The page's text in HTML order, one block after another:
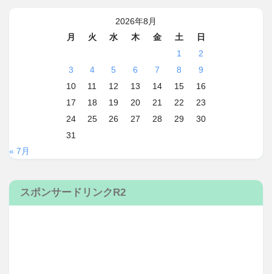
2026年8月
月
火 水 木 金 土
日
1
2
3
4 5 6 7 8
9
10
11 12 13 14 15
16
17
18 19 20 21 22
23
24
25 26 27 28 29
30
31
« 7月
スポンサードリンクR2